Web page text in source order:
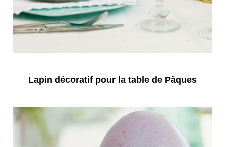
Lapin décoratif pour la table de Pâques